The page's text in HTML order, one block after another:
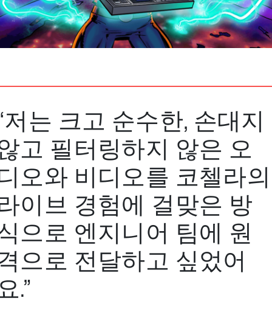
저는 크고 순수한, 손대지
고 필터링하지 않은 오
오와 비디오를 코첼라의
이브 경험에 걸맞은 방
으로 엔지니어 팀에 원
으로 전달하고 싶었어
.”